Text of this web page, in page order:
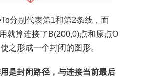
分别代表第1和第2条线，而
就算连接了B(200,0)点和原点O
之形成一个封闭的图形。
是封闭路径，与连接当前最后